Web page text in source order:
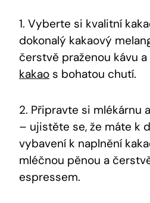
1. Vyberte si kvalitní
dokonalý kakaový
⁤čerstvě praženou kávu a
kakao ‍ s bohatou chutí.
2. Připravte‌ si mlékárnu
– ujistěte se, že ​máte‌ k
vybavení​ k naplnění
mléčnou pěnou a
espressem.